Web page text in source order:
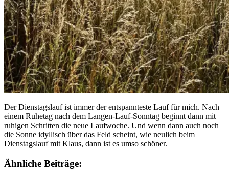
Der Dienstagslauf ist immer der entspannteste Lauf für mich. Nach
einem Ruhetag nach dem Langen-Lauf-Sonntag beginnt dann mit
ruhigen Schritten die neue Laufwoche. Und wenn dann auch noch
die Sonne idyllisch über das Feld scheint, wie neulich beim
Dienstagslauf mit Klaus, dann ist es umso schöner.
Ähnliche Beiträge: